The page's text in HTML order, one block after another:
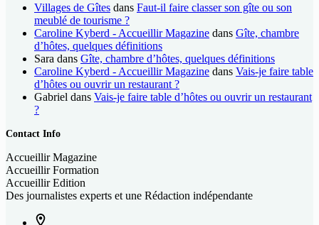
Villages de Gîtes dans Faut-il faire classer son gîte ou son
meublé de tourisme ?
Caroline Kyberd - Accueillir Magazine dans Gîte, chambre
d’hôtes, quelques définitions
Sara dans Gîte, chambre d’hôtes, quelques définitions
Caroline Kyberd - Accueillir Magazine dans Vais-je faire table
d’hôtes ou ouvrir un restaurant ?
Gabriel dans Vais-je faire table d’hôtes ou ouvrir un restaurant
?
Contact Info
Accueillir Magazine
Accueillir Formation
Accueillir Edition
Des journalistes experts et une Rédaction indépendante